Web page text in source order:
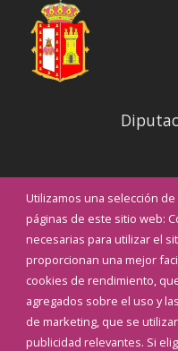
Utilizamos una selección
páginas de este sitio web:
necesarias para utilizar el
proporcionan una mejor
cookies de rendimiento,
agregados sobre el uso y
de marketing, que se
publicidad relevantes. Si